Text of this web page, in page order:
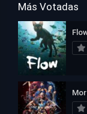
Más Votadas